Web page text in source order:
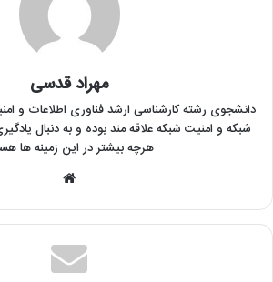
مهراد قدسی
دانشجوی رشته کارشناسی ارشد فناوری اطلاعات و
شبکه و امنیت شبکه علاقه مند بوده و به دنبال
هرچه بیشتر در این زمینه ها